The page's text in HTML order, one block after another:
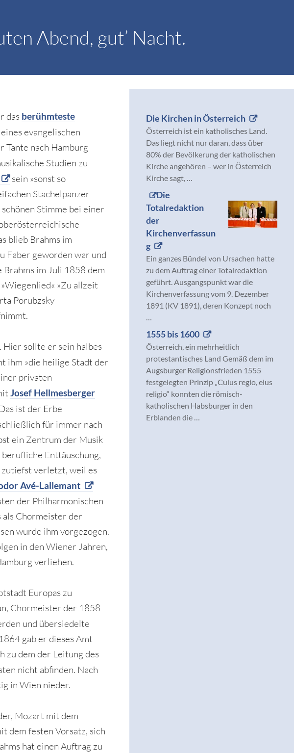
Abend, gut’ Nacht.
das berühmteste
evangelischen
Tante nach Hamburg
Studien zu
sein »sonst so
Stachelpanzer
Stimme bei einer
blieb Brahms im
Faber geworden war und
im Juli 1858 dem
»Zu allzeit
Porubzsky
Hier sollte er sein halbes
ihm »die heilige Stadt der
privaten
Josef Hellmesberger
ist der Erbe
für immer nach
ein Zentrum der Musik
Enttäuschung,
verletzt, weil es
Avé-Lallemant
der Philharmonischen
als Chormeister der
wurde ihm vorgezogen.
in den Wiener Jahren,
verliehen.
Europas zu
Chormeister der 1858
und übersiedelte
gab er dieses Amt
zu dem der Leitung des
nicht abfinden. Nach
in Wien nieder.
Mozart mit dem
dem festen Vorsatz, sich
hat einen Auftrag zu
Die Kirchen in Österreich
Österreich ist ein katholisches Land.
Das liegt nicht nur daran, dass über
80% der Bevölkerung der katholischen
Kirche angehören – wer in Österreich
Kirche sagt, …
Die
Totalredaktion
der
Kirchenverfassun
g
Ein ganzes Bündel von Ursachen hatte
zu dem Auftrag einer Totalredaktion
geführt. Ausgangspunkt war die
Kirchenverfassung vom 9. Dezember
1891 (KV 1891), deren Konzept noch
1555 bis 1600
Österreich, ein mehrheitlich
protestantisches Land Gemäß dem im
Augsburger Religionsfrieden 1555
festgelegten Prinzip „Cuius regio, eius
religio“ konnten die römisch-
katholischen Habsburger in den
Erblanden die …